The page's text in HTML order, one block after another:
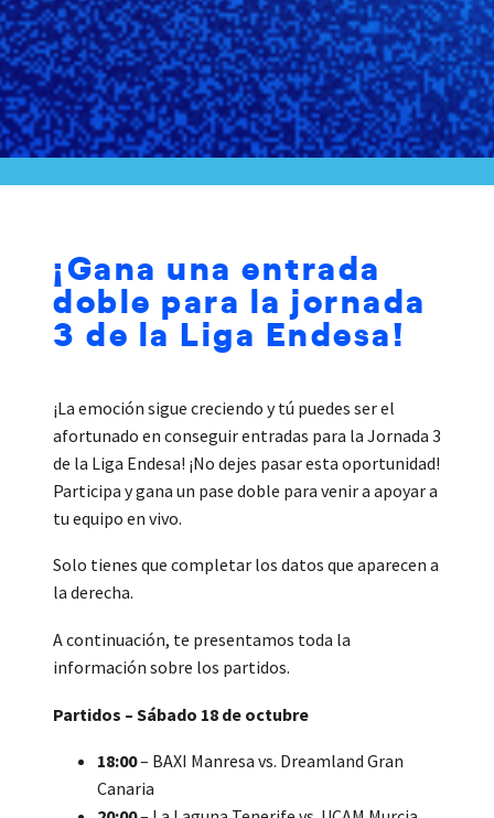
¡Gana una entrada
doble para la jornada
3 de la Liga Endesa!
¡La emoción sigue creciendo y tú puedes ser el
afortunado en conseguir entradas para la Jornada 3
de la Liga Endesa! ¡No dejes pasar esta oportunidad!
Participa y gana un pase doble para venir a apoyar a
tu equipo en vivo.
Solo tienes que completar los datos que aparecen a
la derecha.
A continuación, te presentamos toda la
información sobre los partidos.
Partidos – Sábado 18 de octubre
18:00– BAXI Manresa vs. Dreamland Gran
Canaria